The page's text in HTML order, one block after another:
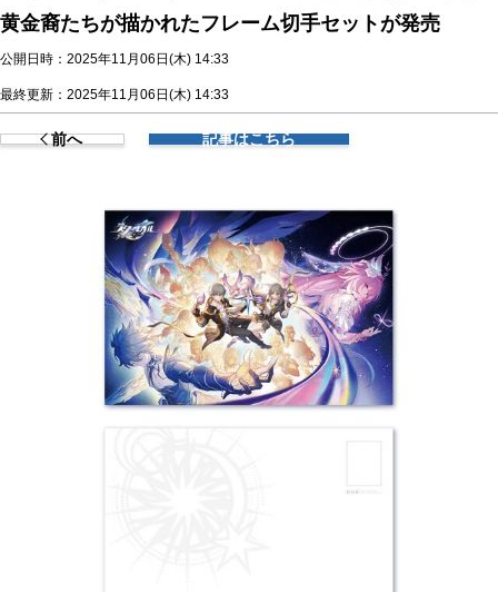
黄金裔たちが描かれたフレーム切手セットが発売
公開日時：2025年11月06日(木) 14:33
最終更新：2025年11月06日(木) 14:33
前へ 記事はこちら